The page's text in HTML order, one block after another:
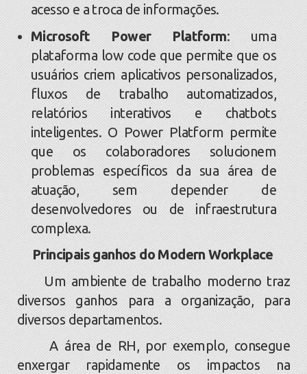
acesso e a troca de informações.
Microsoft Power Platform: uma
plataforma low code que permite que os
usuários criem aplicativos personalizados,
fluxos de trabalho automatizados,
relatórios interativos e chatbots
inteligentes. O Power Platform permite
que os colaboradores solucionem
problemas específicos da sua área de
atuação, sem depender de
desenvolvedores ou de infraestrutura
complexa.
Principais ganhos do Modern Workplace
Um ambiente de trabalho moderno traz
diversos ganhos para a organização, para
diversos departamentos.
A área de RH, por exemplo, consegue
enxergar rapidamente os impactos na